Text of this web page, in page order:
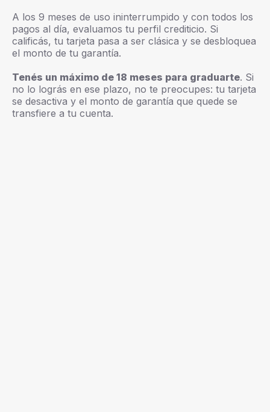
A los 9 meses de uso ininterrumpido y con todos los
pagos al día, evaluamos tu perfil crediticio. Si
calificás, tu tarjeta pasa a ser clásica y se desbloquea
el monto de tu garantía.
Tenés un máximo de 18 meses para graduarte. Si
no lo lográs en ese plazo, no te preocupes: tu tarjeta
se desactiva y el monto de garantía que quede se
transfiere a tu cuenta.